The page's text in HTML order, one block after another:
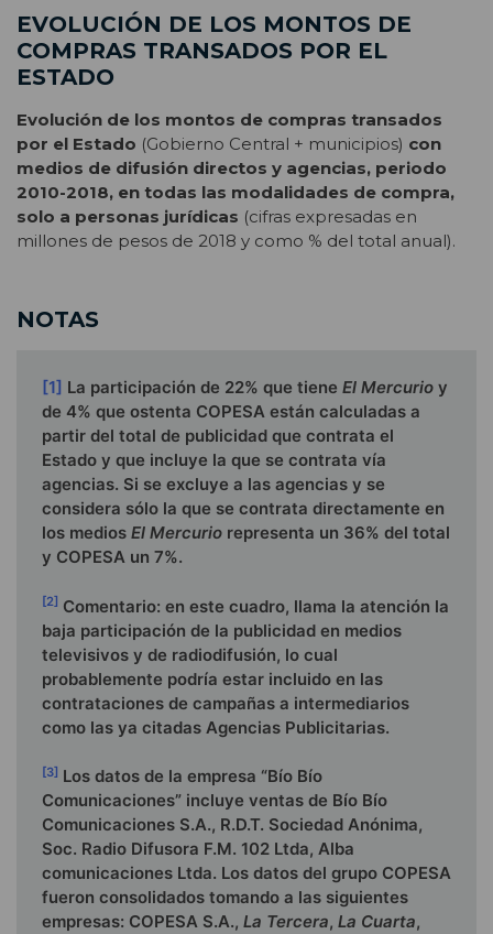
EVOLUCIÓN DE LOS MONTOS DE
COMPRAS TRANSADOS POR EL
ESTADO
Evolución de los montos de compras transados
por el Estado (Gobierno Central + municipios) con
medios de difusión directos y agencias, periodo
2010-2018, en todas las modalidades de compra,
solo a personas jurídicas (cifras expresadas en
millones de pesos de 2018 y como % del total anual).
NOTAS
[1] La participación de 22% que tiene El Mercurio y
de 4% que ostenta COPESA están calculadas a
partir del total de publicidad que contrata el
Estado y que incluye la que se contrata vía
agencias. Si se excluye a las agencias y se
considera sólo la que se contrata directamente en
los medios El Mercurio representa un 36% del total
y COPESA un 7%.
[2] Comentario: en este cuadro, llama la atención la
baja participación de la publicidad en medios
televisivos y de radiodifusión, lo cual
probablemente podría estar incluido en las
contrataciones de campañas a intermediarios
como las ya citadas Agencias Publicitarias.
[3] Los datos de la empresa “Bío Bío
Comunicaciones” incluye ventas de Bío Bío
Comunicaciones S.A., R.D.T. Sociedad Anónima,
Soc. Radio Difusora F.M. 102 Ltda, Alba
comunicaciones Ltda. Los datos del grupo COPESA
fueron consolidados tomando a las siguientes
empresas: COPESA S.A., La Tercera, La Cuarta,